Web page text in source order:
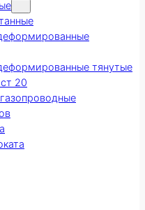
тянутые
20